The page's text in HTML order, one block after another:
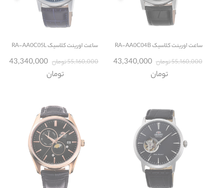
ساعتاورینت کلاسیک RA-AA0C04B
55,160,000 تومان
43,340,000
تومان
ساعتاورینت کلاسیک RA-AA0C05L
55,160,000 تومان
43,340,000
تومان